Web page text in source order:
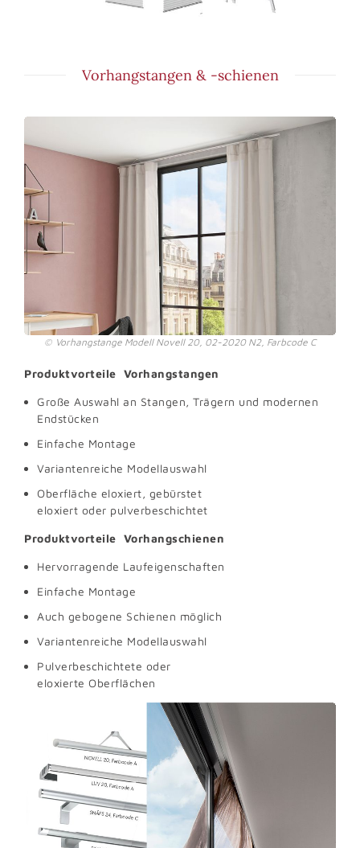
Vorhangstangen & -schienen
Vorhangstange Modell Novell 20, 02-2020 N2, Farbcode C
Produktvorteile Vorhangstangen
Große Auswahl an Stangen, Trägern und modernen
Endstücken
Einfache Montage
Variantenreiche Modellauswahl
Oberfläche eloxiert, gebürstet
eloxiert oder pulverbeschichtet
Produktvorteile Vorhangschienen
Hervorragende Laufeigenschaften
Einfache Montage
Auch gebogene Schienen möglich
Variantenreiche Modellauswahl
Pulverbeschichtete oder
eloxierte Oberflächen